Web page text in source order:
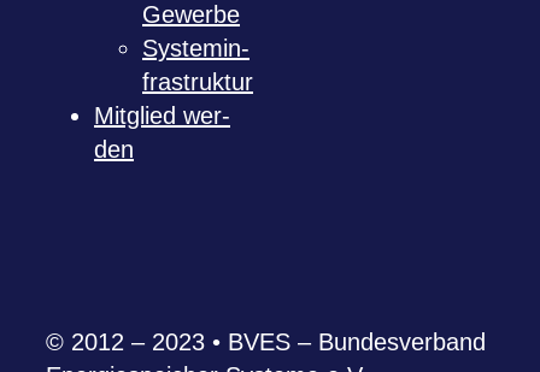
Gewerbe
Sys­tem­in­
fra­struk­tur
Mit­glied wer­
den
© 2012 – 2023 • BVES – Bun­des­ver­band